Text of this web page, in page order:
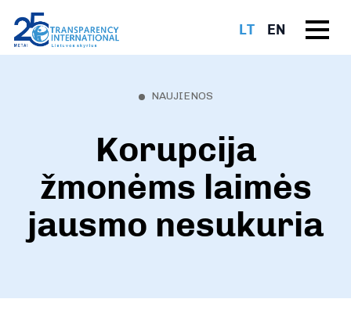
LT EN
NAUJIENOS
Korupcija
žmonėms laimės
jausmo nesukuria